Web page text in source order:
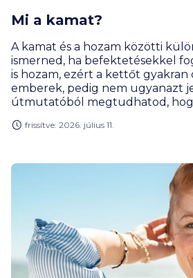
Mi a kamat?
A kamat és a hozam közötti
ismerned, ha befektetésekkel
is hozam, ezért a kettőt gyakran
emberek, pedig nem ugyanazt
útmutatóból megtudhatod,
utána. Azt is elmondjuk hogyan
frissítve: 2026. július 11.